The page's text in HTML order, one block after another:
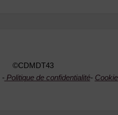
©CDMDT43
-Politique de confidentialité-